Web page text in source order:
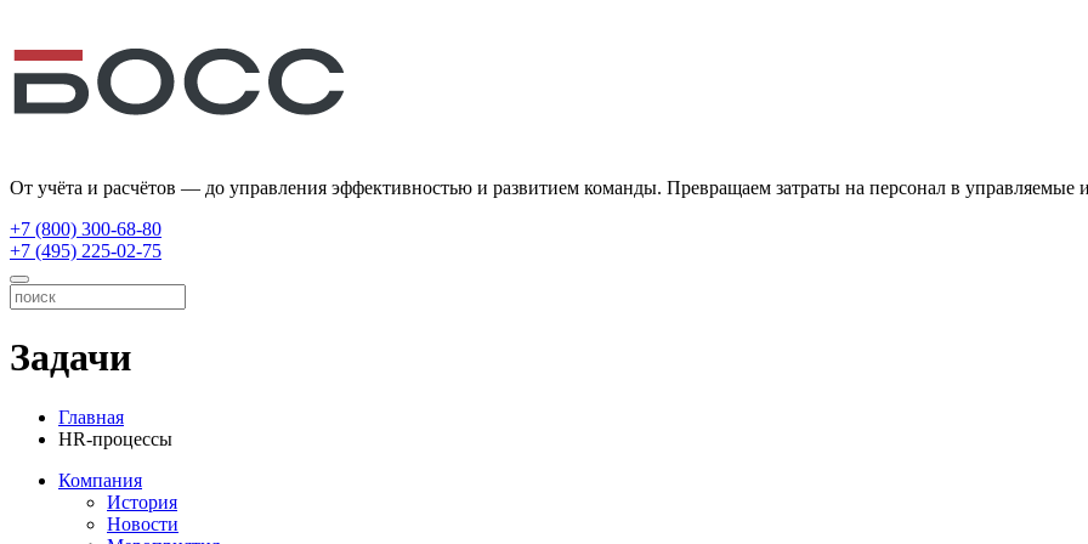
От учёта и расчётов — до управления эффективностью и развитием команды. Превращаем затраты на персонал в управляемые
+7 (800) 300-68-80
+7 (495) 225-02-75
Задачи
Главная
HR-процессы
Компания
История
Новости